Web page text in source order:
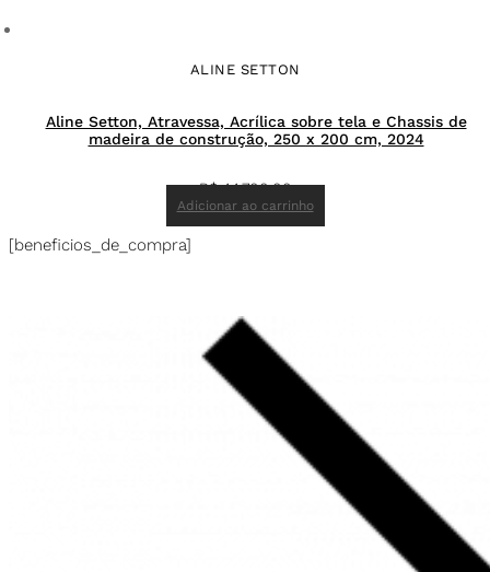
ALINE SETTON
Aline Setton, Atravessa, Acrílica sobre tela e Chassis de
madeira de construção, 250 x 200 cm, 2024
R$44.700,00
Adicionar ao carrinho
[beneficios_de_compra]